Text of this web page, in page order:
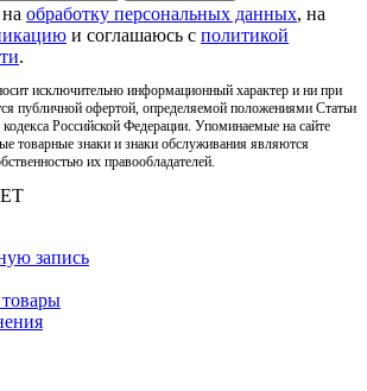
обработку персональных данных, на
и соглашаюсь с политикой
.
исключительно информационный характер и ни при
публичной офертой, определяемой положениями Статьи
Российской Федерации. Упоминаемые на сайте
товарные знаки и знаки обслуживания являются
их правообладателей.
запись